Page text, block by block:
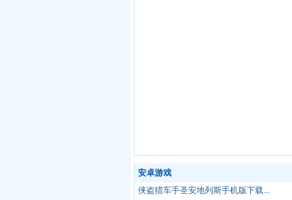
安卓游戏
侠盗猎车手圣安地列斯手机版下载...